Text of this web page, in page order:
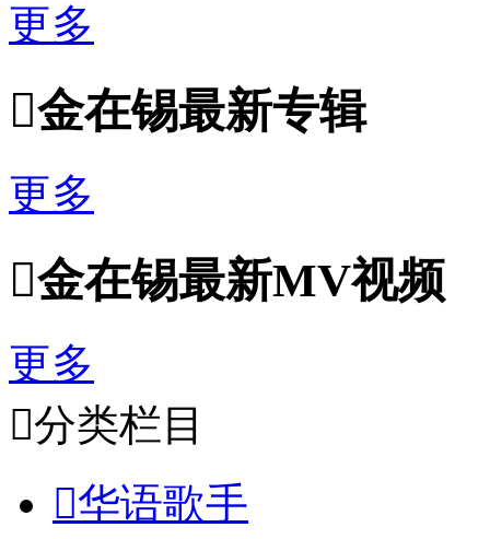
更多
金在锡最新专辑
更多
金在锡最新MV视频
更多
分类栏目
华语歌手